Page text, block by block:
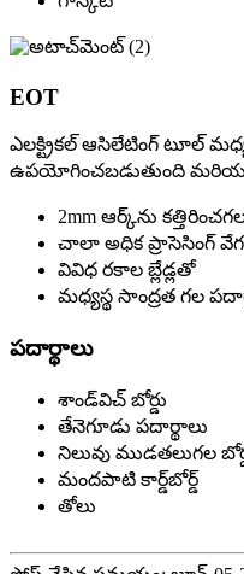
EOT
ఎలక్ట్రికల్ ఆసిలేటింగ్ టూల్
ఉపయోగించబడుతుంది మరియు
2mm ఆర్క్‌ను
చాలా అధిక ప్రాసెసింగ్
వివిధ రకాల బ్లేడ్లతో
మధ్యస్థ సాంద్రత గల
పదార్థాలు
శాండ్‌విచ్ బోర్డు
తేనెగూడు పదార్థాలు
నిలువు ముడతలుగల
మందపాటి కార్డ్‌బోర్డ్
తోలు